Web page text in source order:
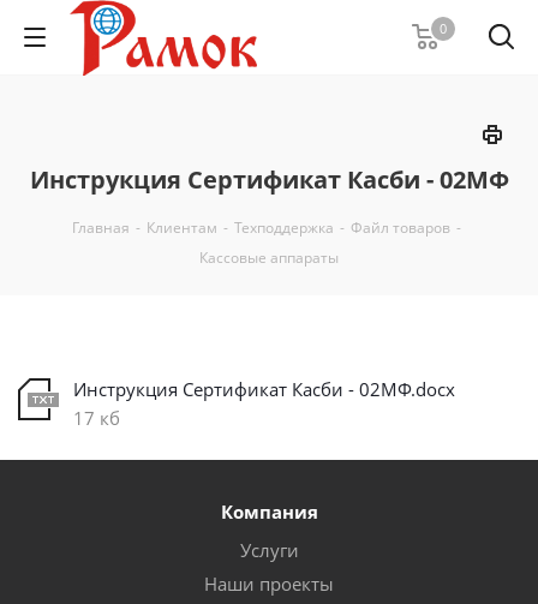
0
Инструкция Сертификат Касби - 02МФ
Главная - Клиентам - Техподдержка - Файл товаров -
Кассовые аппараты
Инструкция Сертификат Касби - 02МФ.docx
17 кб
Компания
Услуги
Наши проекты